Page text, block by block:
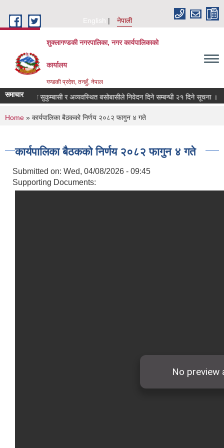
English
नेपाली
शुक्लागण्डकी नगरपालिका, नगर कार्यपालिकाको
कार्यालय
गण्डकी प्रदेश, तनहुँ, नेपाल
समाचार
भूमिहीन सुकुम्बासी र अव्यवस्थित बसोबासीले निवेदन दिने सम्बन्धी २१ दिने सूचना ।
You are here
Home » कार्यपालिका बैठकको निर्णय २०८२ फागुन ४ गते
कार्यपालिका बैठकको निर्णय २०८२ फागुन ४ गते
Submitted on: Wed, 04/08/2026 - 09:45
Supporting Documents: